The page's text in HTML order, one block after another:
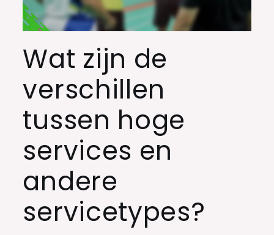
Wat zijn de
verschillen
tussen hoge
services en
andere
servicetypes?